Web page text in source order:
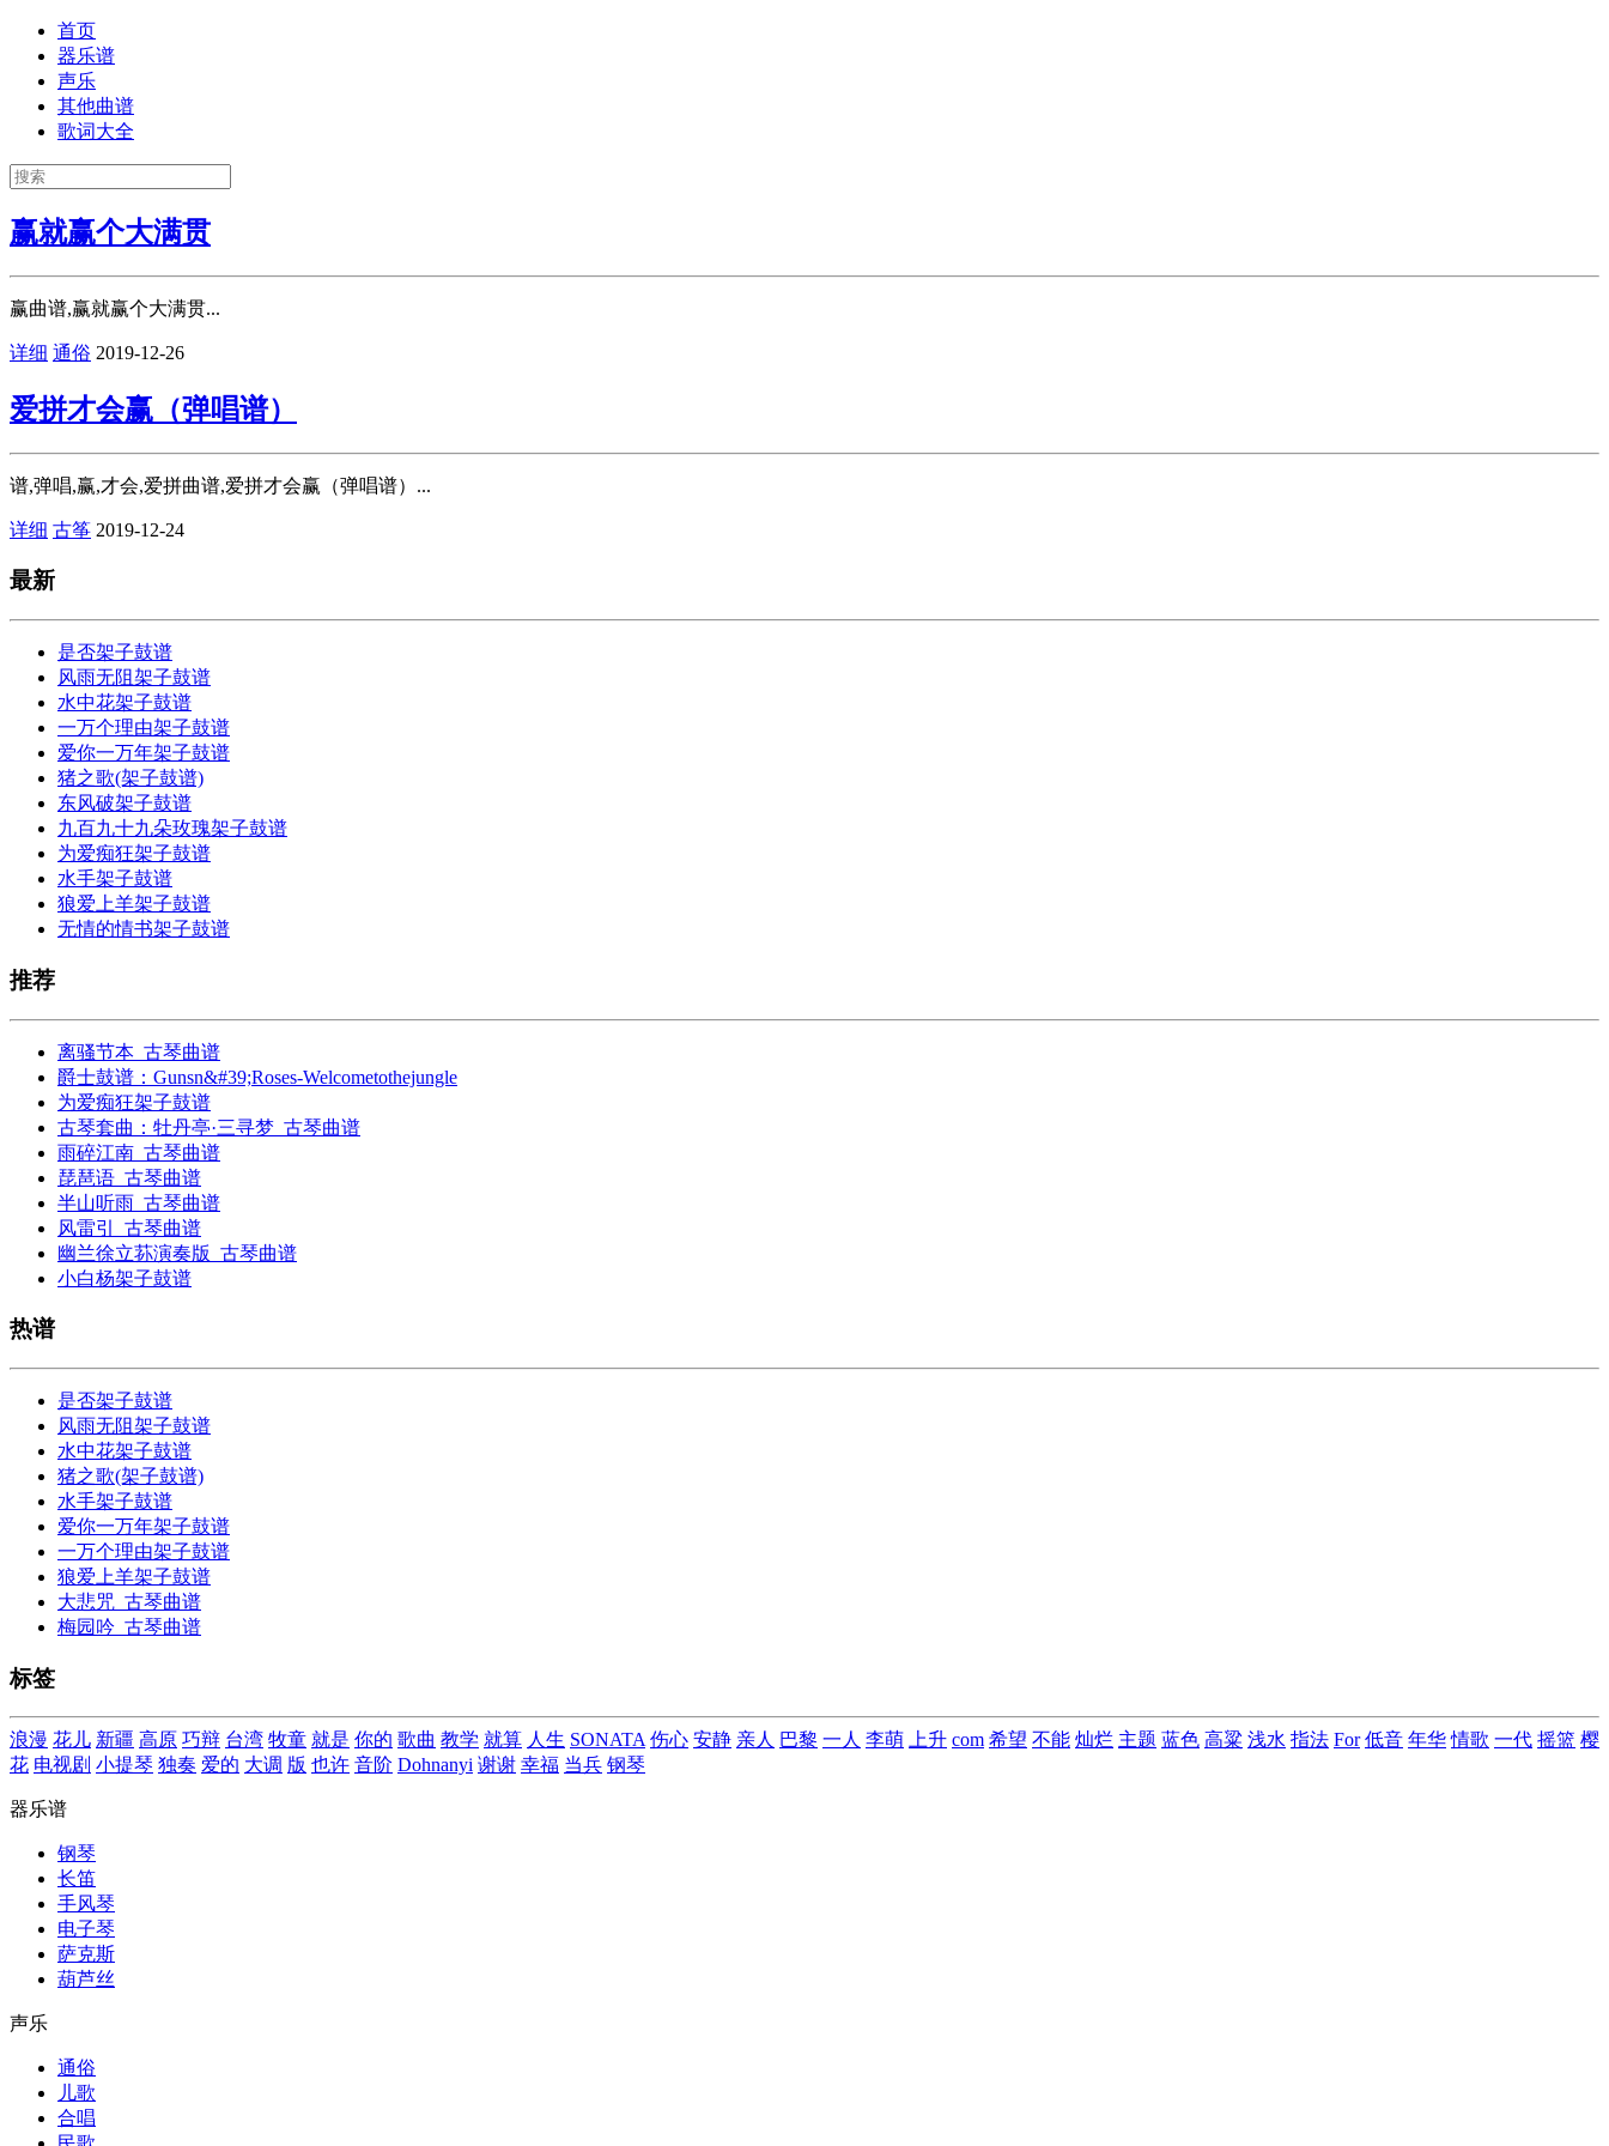
首页
器乐谱
声乐
其他曲谱
歌词大全
赢就赢个大满贯
赢曲谱,赢就赢个大满贯...
详细 通俗 2019-12-26
爱拼才会赢（弹唱谱）
谱,弹唱,赢,才会,爱拼曲谱,爱拼才会赢（弹唱谱）...
详细 古筝 2019-12-24
最新
是否架子鼓谱
风雨无阻架子鼓谱
水中花架子鼓谱
一万个理由架子鼓谱
爱你一万年架子鼓谱
猪之歌(架子鼓谱)
东风破架子鼓谱
九百九十九朵玫瑰架子鼓谱
为爱痴狂架子鼓谱
水手架子鼓谱
狼爱上羊架子鼓谱
无情的情书架子鼓谱
推荐
离骚节本_古琴曲谱
爵士鼓谱：Gunsn&#39;Roses-Welcometothejungle
为爱痴狂架子鼓谱
古琴套曲：牡丹亭·三寻梦_古琴曲谱
雨碎江南_古琴曲谱
琵琶语_古琴曲谱
半山听雨_古琴曲谱
风雷引_古琴曲谱
幽兰徐立荪演奏版_古琴曲谱
小白杨架子鼓谱
热谱
是否架子鼓谱
风雨无阻架子鼓谱
水中花架子鼓谱
猪之歌(架子鼓谱)
水手架子鼓谱
爱你一万年架子鼓谱
一万个理由架子鼓谱
狼爱上羊架子鼓谱
大悲咒_古琴曲谱
梅园吟_古琴曲谱
标签
浪漫 花儿 新疆 高原 巧辩 台湾 牧童 就是 你的 歌曲 教学 就算 人生 SONATA 伤心 安静 亲人 巴黎 一人 李萌 上升 com 希望 不能 灿烂 主题 蓝色 高粱 浅水 指法 For 低音 年华 情歌 一代 摇篮 樱
花 电视剧 小提琴 独奏 爱的 大调 版 也许 音阶 Dohnanyi 谢谢 幸福 当兵 钢琴
器乐谱
钢琴
长笛
手风琴
电子琴
萨克斯
葫芦丝
声乐
通俗
儿歌
合唱